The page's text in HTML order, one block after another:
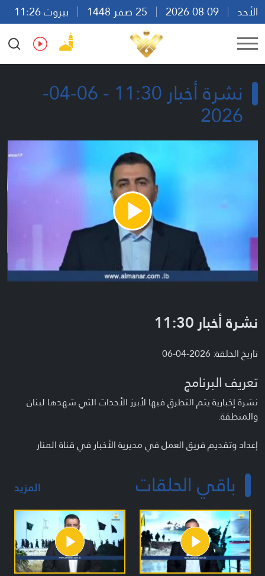
الأحد
بيروت 11:26
Ar
En Fr Es
نشرة أخبار 11:30 - 06-04-
2026
Play
Video
نشرة أخبار 11:30
تاريخ الحلقة: 2026-04-06
تعريف البرنامج
نشرة إخبارية يتم التطرق فيها لأبرز الأحداث التي شهدها لبنان
والمنطقة.
إعداد وتقديم فريق العمل في مديرية الأخبار في قناة المنار
باقي الحلقات المزيد